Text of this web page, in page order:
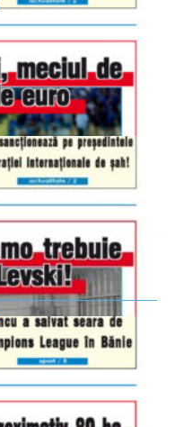
9.00 - 17.00
9.00 - 12.00